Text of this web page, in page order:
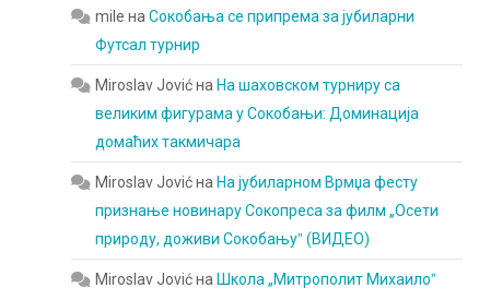
mile наСокобања се припрема за јубиларни
Футсал турнир
Miroslav Jovićна На шаховском турниру са
великим фигурама у Сокобањи: Доминација
домаћих такмичара
Miroslav Jovićна На јубиларном Врмџа фесту
признање новинару Сокопреса за филм „Осети
природу, доживи Сокобањуˮ (ВИДЕО)
Miroslav Jovićна Школа „Митрополит Михаилоˮ